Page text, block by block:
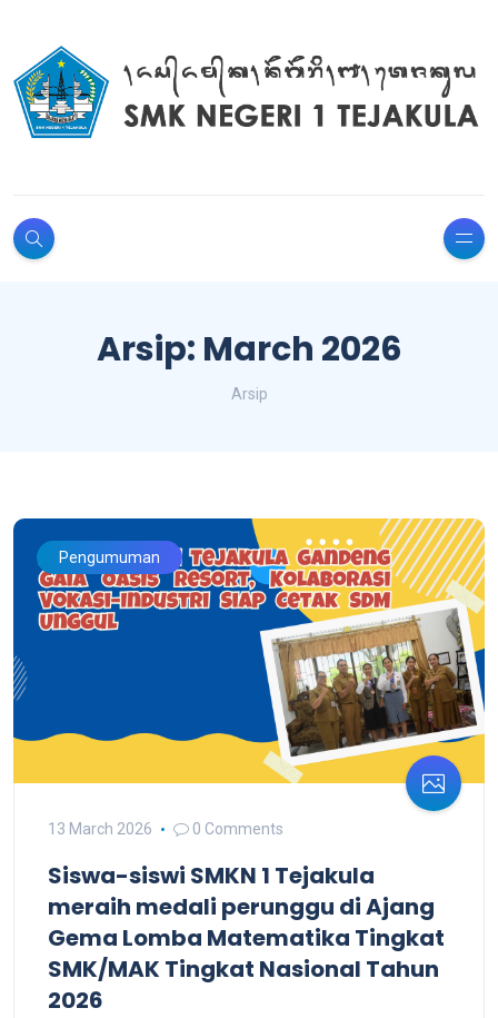
Arsip: March 2026
Arsip
Pengumuman
13 March 2026 0 Comments
Siswa-siswi SMKN 1 Tejakula
meraih medali perunggu di Ajang
Gema Lomba Matematika Tingkat
SMK/MAK Tingkat Nasional Tahun
2026